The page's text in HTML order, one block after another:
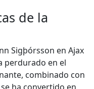
de la
Sigþórsson en Ajax
perdurado en el
combinado con